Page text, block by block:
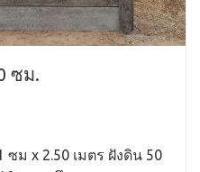
ซม.
ซม x 2.50 เมตร ฝังดิน 50